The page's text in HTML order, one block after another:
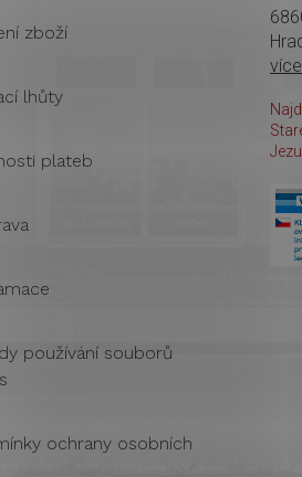
zboží
lhůty
plateb
používání souborů
ochrany osobních